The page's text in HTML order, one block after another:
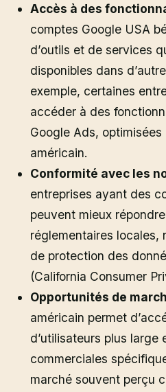
Accès à des
comptes Google USA
d’outils et de services
disponibles dans
exemple, certaines
accéder à des
Google Ads,
américain.
Conformité avec les
entreprises ayant des
peuvent mieux
réglementaires locales,
de protection des
(California Consumer
Opportunités de
américain permet
d’utilisateurs plus large
commerciales
marché souvent perçu